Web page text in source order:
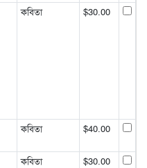
কবিতা $30.00
কবিতা $40.00
কবিতা $30.00